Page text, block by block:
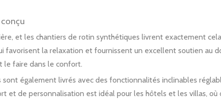
et les chantiers de rotin synthétiques livrent exactement
favorisent la relaxation et fournissent un excellent soutien au
le faire dans le confort.
également livrés avec des fonctionnalités inclinables
et de personnalisation est idéal pour les hôtels et les villas,